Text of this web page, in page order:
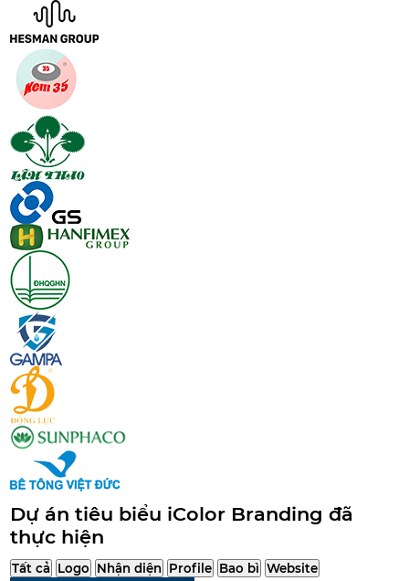
Dự án tiêu biểu iColor Branding đã
thực hiện
Tất cả Logo Nhận diện Profile Bao bì Website